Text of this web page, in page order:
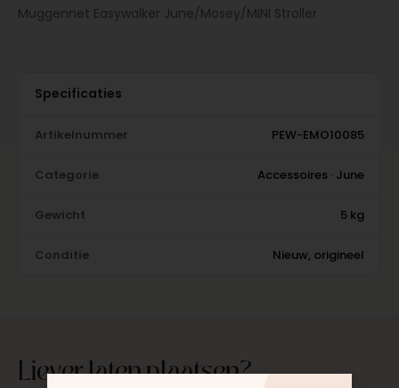
Muggennet Easywalker June/Mosey/MINI Stroller
Specificaties
Artikelnummer PEW-EMO10085
Categorie Accessoires · June
Gewicht 5 kg
Conditie Nieuw, origineel
Liever laten plaatsen?